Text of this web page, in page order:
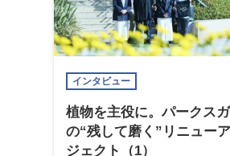
インタビュー
植物を主役に。パークス
の“残して磨く”リニュー
ジェクト（1）